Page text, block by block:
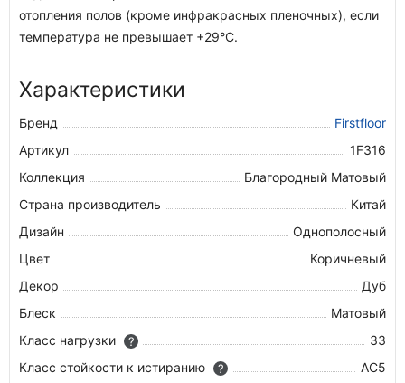
отопления полов (кроме инфракрасных пленочных), если
температура не превышает +29°C.
Характеристики
Бренд
Firstfloor
Артикул
1F316
Коллекция
Благородный Матовый
Страна производитель
Китай
Дизайн
Однополосный
Цвет
Коричневый
Декор
Дуб
Блеск
Матовый
Класс нагрузки
?
33
Класс стойкости к истиранию
?
AC5